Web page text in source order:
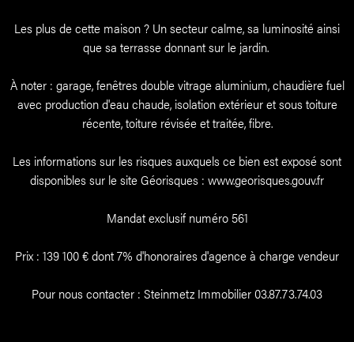
Les plus de cette maison ? Un secteur calme, sa luminosité ainsi
que sa terrasse donnant sur le jardin.
À noter : garage, fenêtres double vitrage aluminium, chaudière fuel
avec production d'eau chaude, isolation extérieur et sous toiture
récente, toiture révisée et traitée, fibre.
Les informations sur les risques auxquels ce bien est exposé sont
disponibles sur le site Géorisques : www.georisques.gouv.fr
Mandat exclusif numéro 561
Prix : 139 100 € dont 7% d'honoraires d'agence à charge vendeur
Pour nous contacter : Steinmetz Immobilier 03.87.73.74.03